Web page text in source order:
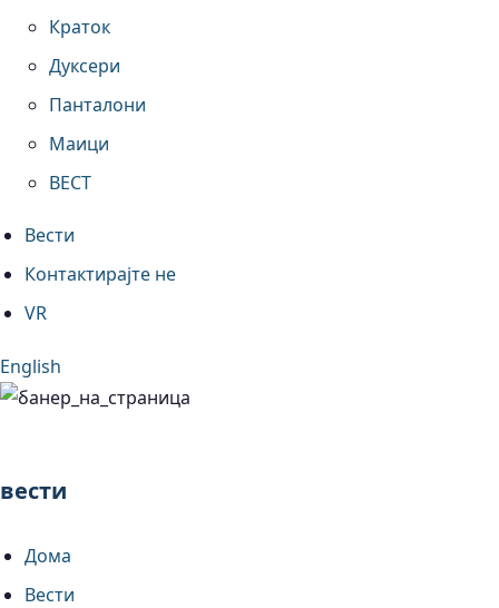
Краток
Дуксери
Панталони
Маици
ВЕСТ
Вести
Контактирајте не
VR
English
вести
Дома
Вести